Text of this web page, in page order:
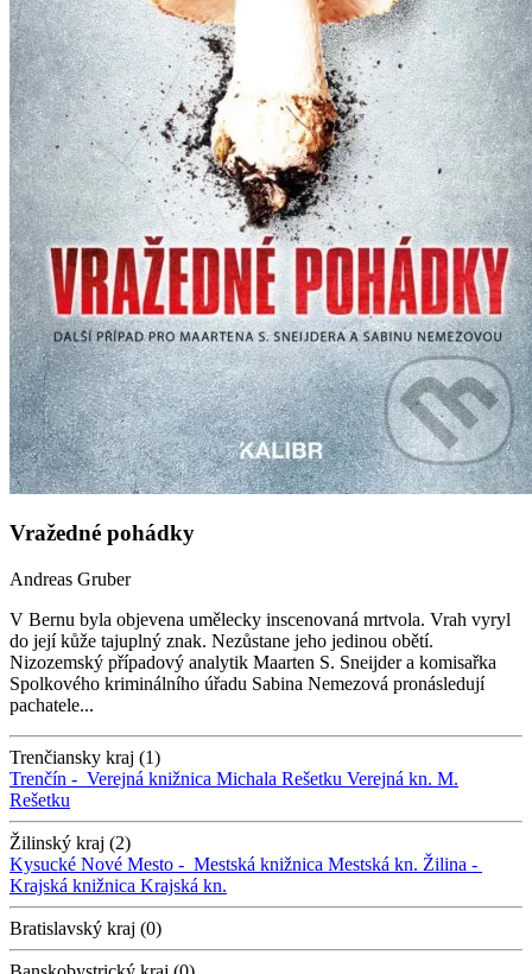
Vražedné pohádky
Andreas Gruber
V Bernu byla objevena umělecky inscenovaná mrtvola. Vrah vyryl
do její kůže tajuplný znak. Nezůstane jeho jedinou obětí.
Nizozemský případový analytik Maarten S. Sneijder a komisařka
Spolkového kriminálního úřadu Sabina Nemezová pronásledují
pachatele...
Trenčiansky kraj (1)
Trenčín - Verejná knižnica Michala Rešetku Verejná kn. M.
Rešetku
Žilinský kraj (2)
Kysucké Nové Mesto - Mestská knižnica Mestská kn. Žilina -
Krajská knižnica Krajská kn.
Bratislavský kraj (0)